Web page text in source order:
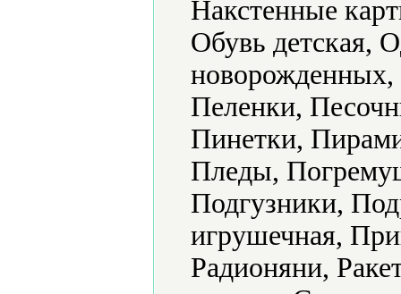
Накстенные
Обувь детская,
Пеленки,
Пинетки,
Пледы,
Подгузники,
игрушечная,
Радионяни,